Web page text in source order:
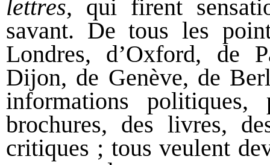
lettres, qui firent
savant. De tous les
Londres, d’Oxford, de
Dijon, de Genève, de
informations politiques,
brochures, des livres,
critiques ; tous veulent